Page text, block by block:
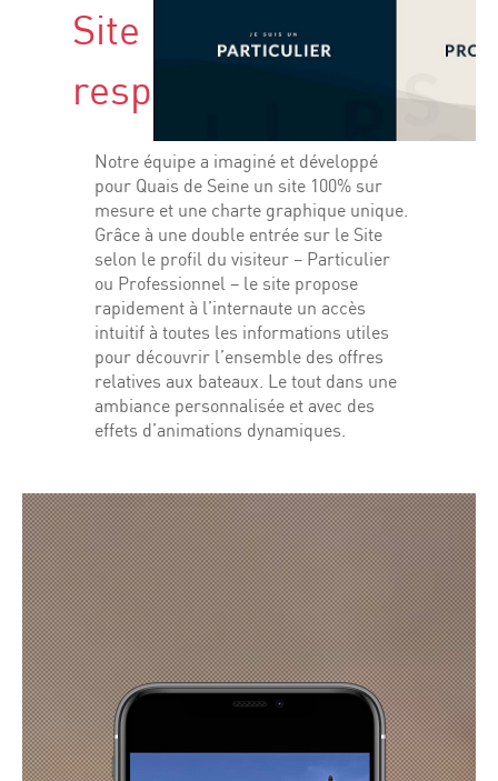
Site internet
responsive
Notre équipe a imaginé et développé
pour Quais de Seine un site 100% sur
mesure et une charte graphique unique.
Grâce à une double entrée sur le Site
selon le profil du visiteur – Particulier
ou Professionnel – le site propose
rapidement à l’internaute un accès
intuitif à toutes les informations utiles
pour découvrir l’ensemble des offres
relatives aux bateaux. Le tout dans une
ambiance personnalisée et avec des
effets d’animations dynamiques.